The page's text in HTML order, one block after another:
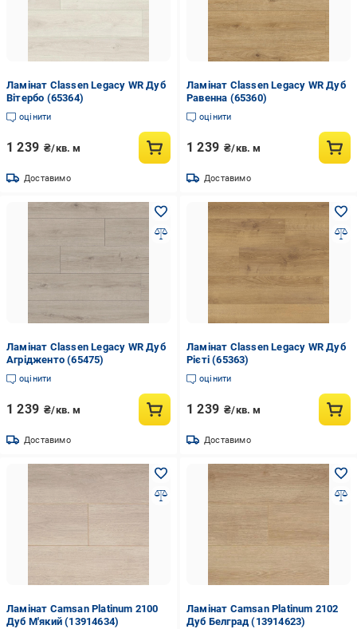
Ламінат Classen Legacy WR Дуб
Вітербо (65364)
оцінити
1 239 ₴/кв. м
Доставимо
Ламінат Classen Legacy WR Дуб
Равенна (65360)
оцінити
1 239 ₴/кв. м
Доставимо
Ламінат Classen Legacy WR Дуб
Агрідженто (65475)
оцінити
1 239 ₴/кв. м
Доставимо
Ламінат Classen Legacy WR Дуб
Рієті (65363)
оцінити
1 239 ₴/кв. м
Доставимо
Ламінат Camsan Platinum 2100
Дуб М'який (13914634)
Ламінат Camsan Platinum 2102
Дуб Белград (13914623)